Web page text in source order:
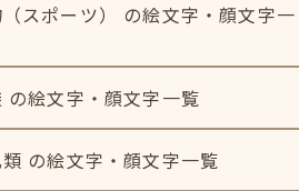
スポーツ） の絵文字・顔文字一
の絵文字・顔文字一覧
の絵文字・顔文字一覧